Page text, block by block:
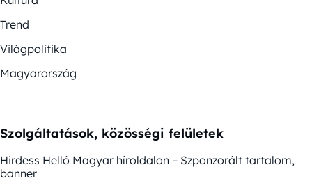
Trend
Világpolitika
Magyarország
Szolgáltatások, közösségi felületek
Hirdess Helló Magyar híroldalon – Szponzorált tartalom,
banner